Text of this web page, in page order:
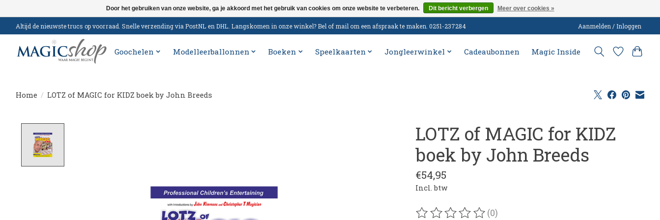
Altijd de nieuwste trucs op voorraad. Snelle verzending via PostNL en DHL. Langskomen in onze winkel? Bel of mail om een afspraak te maken. 0251-237284 Aanmelden / Inloggen
Goochelen Modelleerballonnen Boeken Speelkaarten Jongleerwinkel Cadeaubonnen Magic Inside
Home / LOTZ of MAGIC for KIDZ boek by John Breeds
LOTZ of MAGIC for KIDZ
boek by John Breeds
€54,95
Incl. btw
(0)
Door het gebruiken van onze website, ga je akkoord met het gebruik van cookies om onze website te verbeteren. Dit bericht verbergen Meer over cookies »